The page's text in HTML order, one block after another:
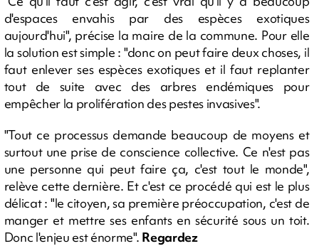
d'espaces envahis par des espèces exotiques
aujourd'hui", précise la maire de la commune. Pour elle
la solution est simple : "donc on peut faire deux choses, il
faut enlever ses espèces exotiques et il faut replanter
tout de suite avec des arbres endémiques pour
empêcher la prolifération des pestes invasives".
"Tout ce processus demande beaucoup de moyens et
surtout une prise de conscience collective. Ce n'est pas
une personne qui peut faire ça, c'est tout le monde",
relève cette dernière. Et c'est ce procédé qui est le plus
délicat : "le citoyen, sa première préoccupation, c'est de
manger et mettre ses enfants en sécurité sous un toit.
Donc l'enjeu est énorme". Regardez